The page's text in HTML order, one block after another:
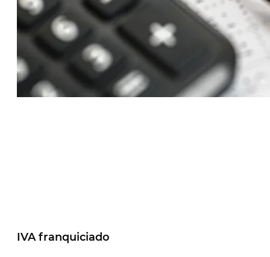
IVA franquiciado